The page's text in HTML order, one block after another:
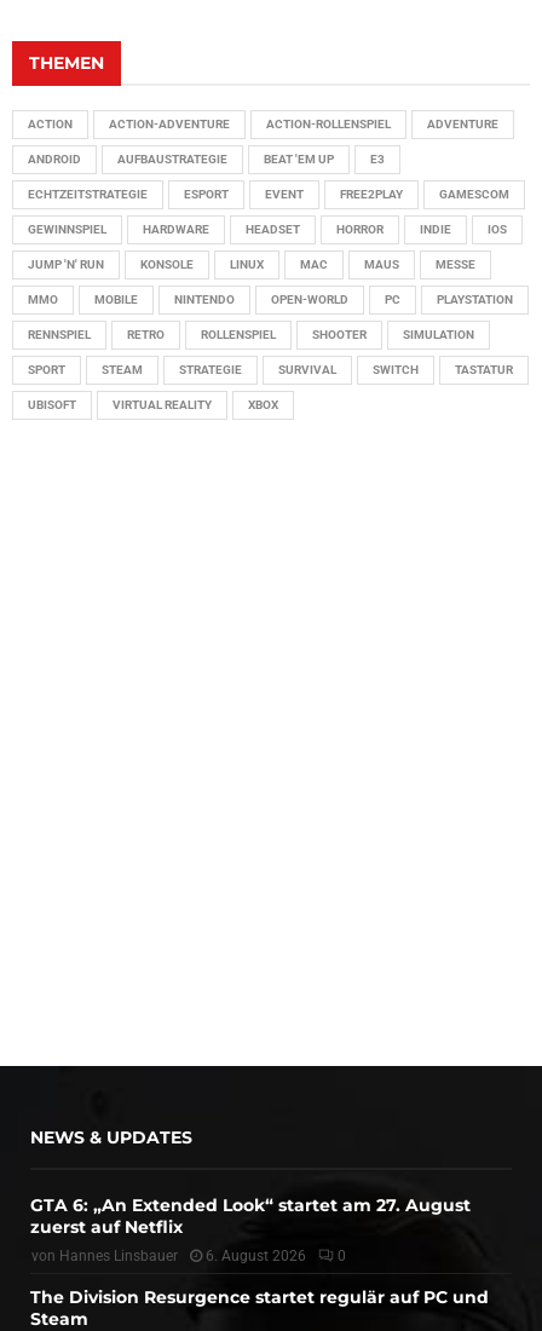
THEMEN
ACTION ACTION-ADVENTURE ACTION-ROLLENSPIEL ADVENTURE
ANDROID AUFBAUSTRATEGIE BEAT 'EM UP E3
ECHTZEITSTRATEGIE ESPORT EVENT FREE2PLAY GAMESCOM
GEWINNSPIEL HARDWARE HEADSET HORROR INDIE IOS
JUMP 'N' RUN KONSOLE LINUX MAC MAUS MESSE
MMO MOBILE NINTENDO OPEN-WORLD PC PLAYSTATION
RENNSPIEL RETRO ROLLENSPIEL SHOOTER SIMULATION
SPORT STEAM STRATEGIE SURVIVAL SWITCH TASTATUR
UBISOFT VIRTUAL REALITY XBOX
NEWS & UPDATES
GTA 6: „An Extended Look“ startet am 27. August
zuerst auf Netflix
von Hannes Linsbauer 6. August 2026 0
The Division Resurgence startet regulär auf PC und
Steam